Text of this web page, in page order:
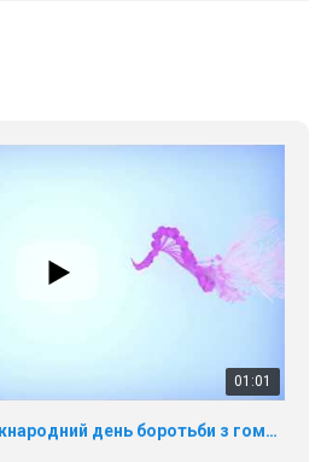
01:01
COVІD-19 не дали нам можливості
та не можемо зустрінеться, ми
хто поділяє цінності рівності та
• 1 Комментариев